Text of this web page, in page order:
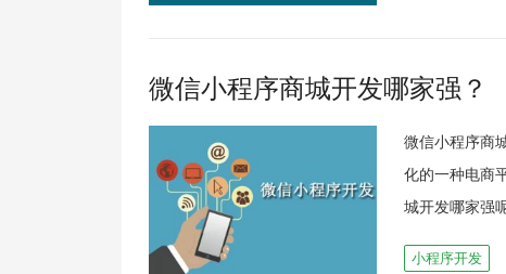
微信小程序商城开发哪家强？
微信小程序商
化的一种电商
城开发哪家强
小程序开发